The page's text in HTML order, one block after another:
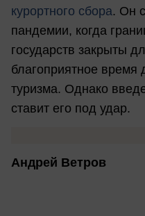
курортного сбора. Он
пандемии, когда
государств закрыты
благоприятное время
туризма. Однако
ставит его под удар.
Андрей Ветров